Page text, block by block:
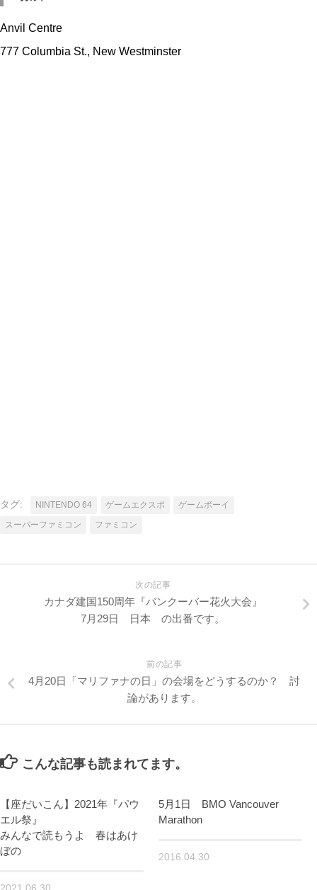
Anvil Centre
777 Columbia St., New Westminster
タグ: NINTENDO 64 ゲームエクスポ
ゲームボーイ
スーパーファミコン
ファミコン
次の記事
カナダ建国150周年『バンクーバー花火大会』
7月29日 日本 の出番です。
前の記事
4月20日「マリファナの日」の会場をどうするのか？ 討
論があります。
こんな記事も読まれてます。
【座だいこん】2021年『パウ
エル祭』
みんなで読もうよ 春はあけ
ぼの
2021.06.30
5月1日 BMO Vancouver
Marathon
2016.04.30